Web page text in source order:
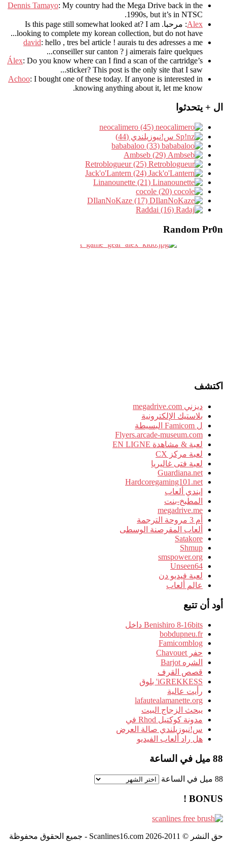
Dennis Tamayo: My country had the Mega Drive back in the
1990s, but it’s in NTSC
.
Alex: مرحبا. Is this page still somewhat looked at? I am
looking to complete my korean collection, but do not have..
.
david: hello , tres bel article ! aurais tu des adresses a me
conseiller sur canton ? j aimerais faire quelques..
.
Álex: Do you know where can I find a scan of the cartridge’s
sticker? This post is the only site that I saw...
Achoo: I bought one of these today. If anyone is interested in
knowing anything about it, let me know.
ال + يتحدثوا
س!نيوزيلندي (44)
Random Pr0n
اكتشف
ديزني megadrive.com
بلاستيك الإلكترونية
ل Famicom البسيطة
Flyers.arcade-museum.com
لعبة & مشاهدة EN LIGNE
لعبة مركز CX
لعبة فتى غاليريا
Guardiana.net
Hardcoregaming101.net
إيندي ألعاب
المطبخ-بنت
megadrive.me
أم 3 مروحة الترجمة
ألعاب المقرصنة الوسطى
Satakore
Shmup
smspower.org
Unseen64
لعبة فيديو دن
عالم ألعاب
أود أن تتبع
Benishiro 8-16bits داخل
bobdupneu.fr
Famicomblog
حفر Chavouet
الشره Barjot
قصص القرف
iGREKKESS' بلوق
رأيت عالية
lafautealamanette.org
يبحث الزجاج البيت
مدونة كوكتيل Rhod في
س!نيوزيلندي صالة العرض
هل راد ألعاب الفيديو
88 ميل في الساعة
88 ميل في الساعة
BONUS !
حق النشر © 2011-2026 Scanlines16.com - جميع الحقوق محفوظة